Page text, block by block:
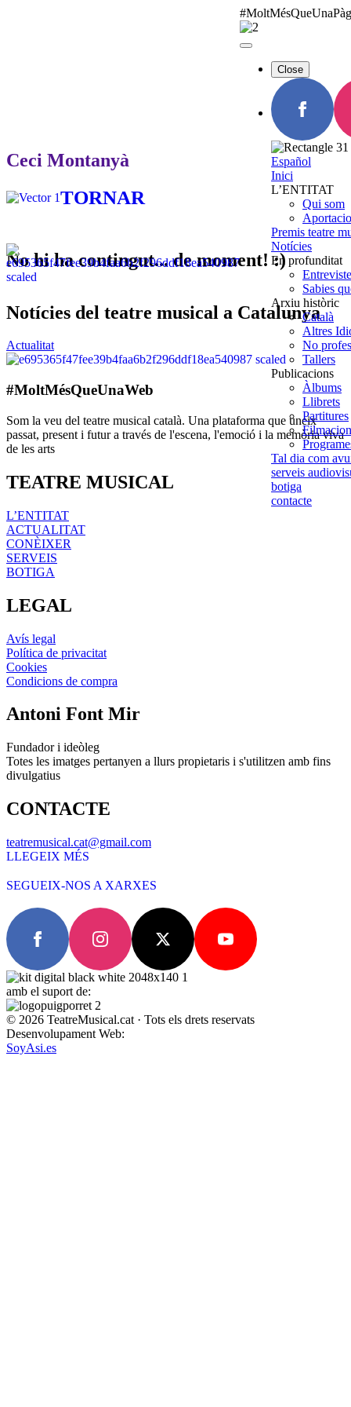
Close
Español
Inici
L’ENTITAT
Qui som
Premis teatre
Notícies
En profunditat
Sabies
Arxiu històric
Català
Altres
No
Tallers
Publicacions
Àlbums
Llibrets
Partitures
Tal dia com
serveis
botiga
contacte
Ceci Montanyà
TORNAR
No hi ha contingut... de moment! :)
Notícies del teatre musical a Catalunya
Actualitat
#MoltMésQueUnaWeb
Som la veu del teatre musical català. Una plataforma que uneix
passat, present i futur a través de l'escena, l'emoció i la memòria viva
de les arts
TEATRE MUSICAL
L’ENTITAT
ACTUALITAT
CONÈIXER
SERVEIS
BOTIGA
LEGAL
Avís legal
Política de privacitat
Cookies
Condicions de compra
Antoni Font Mir
Fundador i ideòleg
Totes les imatges pertanyen a llurs propietaris i s'utilitzen amb fins
divulgatius
CONTACTE
teatremusical.cat@gmail.com
LLEGEIX MÉS
SEGUEIX-NOS A XARXES
amb el suport de:
© 2026 TeatreMusical.cat · Tots els drets reservats
Desenvolupament Web:
SoyAsi.es